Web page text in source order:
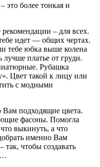
это более тонкая и
– для всех.
идет — общих чертах.
тебе юбка выше колена
платье от груди.
Рубашка
Цвет такой к лицу или
с модными
подходящие цвета.
фасоны. Помогла
выкинуть, а что
именно Вам
чтобы создавать